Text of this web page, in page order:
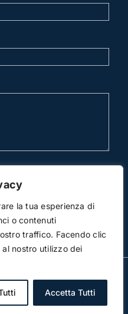
la tua esperienza di
o contenuti
traffico. Facendo clic
nostro utilizzo dei
Accetta Tutti
Legale Scicchitano | All
by
3DWorks